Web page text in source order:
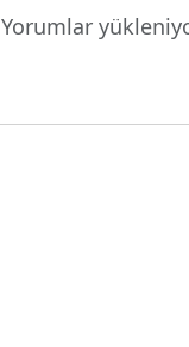
Yorumlar